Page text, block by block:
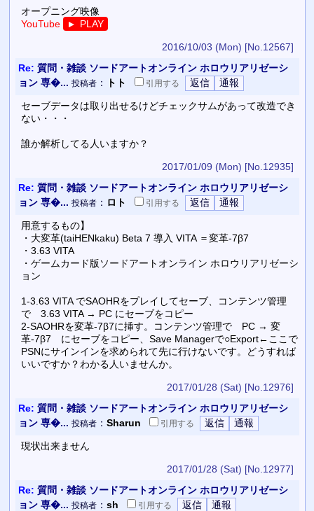
オープニング映像
YouTube
▼ PLAY
2016/10/03 (Mon) [No.12567]
Re: 質問・雑談 ソードアートオンライン ホロウリアリゼーシ
ョン 専�... 投稿者： トト 引用する
セーブデータは取り出せるけどチェックサムがあって改造でき
ない・・・
誰か解析してる人いますか？
2017/01/09 (Mon) [No.12935]
Re: 質問・雑談 ソードアートオンライン ホロウリアリゼーシ
ョン 専�... 投稿者： ロト 引用する
用意するもの】
・大変革(taiHENkaku) Beta 7 導入 VITA ＝変革-7β7
・3.63 VITA
・ゲームカード版ソードアートオンライン ホロウリアリゼーシ
ョン
1-3.63 VITA でSAOHRをプレイしてセーブ、コンテンツ管理
で 3.63 VITA → PC にセーブをコピー
2-SAOHRを変革-7β7に挿す。コンテンツ管理で PC → 変
革-7β7 にセーブをコピー、Save Managerで○Export←ここで
PSNにサインインを求められて先に行けないです。どうすれば
いいですか？わかる人いませんか。
2017/01/28 (Sat) [No.12976]
Re: 質問・雑談 ソードアートオンライン ホロウリアリゼーシ
ョン 専�... 投稿者： Sharun 引用する
現状出来ません
2017/01/28 (Sat) [No.12977]
Re: 質問・雑談 ソードアートオンライン ホロウリアリゼーシ
ョン 専�... 投稿者： sh 引用する